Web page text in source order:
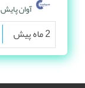
آوان پایش
2 ماه پیش